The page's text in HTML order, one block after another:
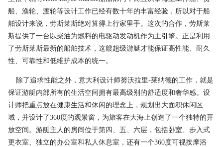
船、渔轮、渡轮等设计工作已经有数十年的丰富经验，所以对于船
舶设计来说，劳斯莱斯绝对算得上行家里手。这次的合作，劳斯莱
斯提供了一台以柴油为燃料的电驱动发动机作为主引擎。正是利用
了劳斯莱斯最新的船舶技术，这艘超级游艇才能保证高性能、耐久
性、可靠性和低维护成本的统一。
除了追求性能之外，意大利设计师努沃拉里-莱纳德的工作，就是
保证游艇内部所有的生活空间拥有最高级别的舒适度和奢华感。设
计师把重点放在健康生活和休闲的理念上，规划出大面积休闲区
域，并设计了360度的观景窗，为旅客在大海上创造了一个独特的开
放空间。游艇主人的房间位于第四、五、六层，包括卧室、步入式
更衣室、独立的办公室和私人休息室，还有一个360度可视按摩浴